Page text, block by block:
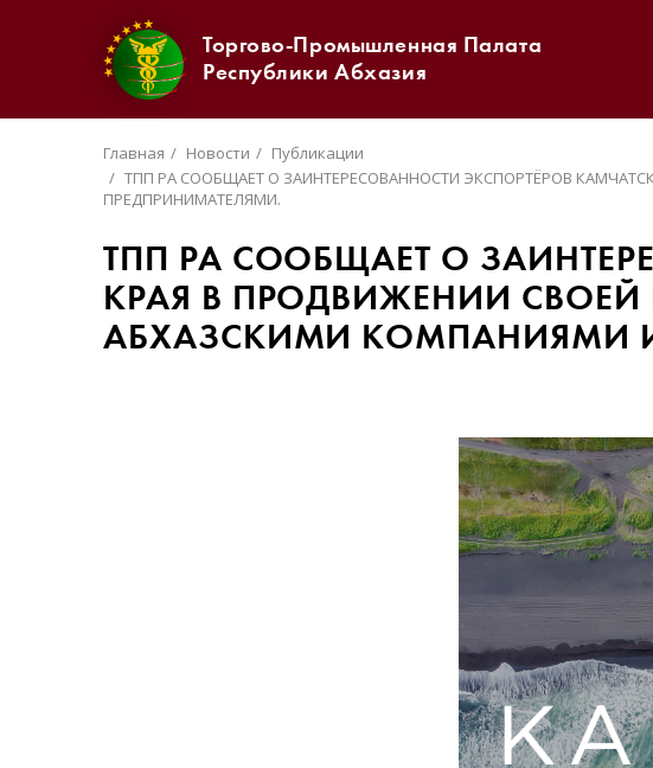
Торгово-Промышленная Палата
Республики Абхазия
Главная Новости
Публикации
ТПП РА СООБЩАЕТ О ЗАИНТЕРЕСОВАННОСТИ ЭКСПОРТЁРОВ
ПРЕДПРИНИМАТЕЛЯМИ.
ТПП РА СООБЩАЕТ О
КРАЯ В ПРОДВИЖЕНИИ СВОЕЙ
АБХАЗСКИМИ КОМПАНИЯМИ